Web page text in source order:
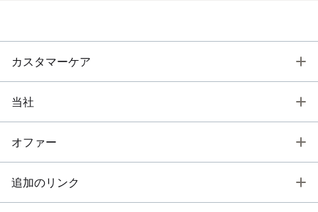
カスタマーケア
当社
オファー
追加のリンク